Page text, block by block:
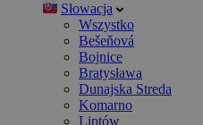
Słowacja
Wszystko
Bešeňová
Bojnice
Bratysława
Dunajska Streda
Komarno
Liptów